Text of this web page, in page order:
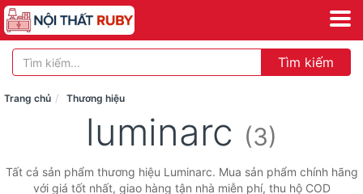
Tìm kiếm
Trang chủ Thương hiệu
luminarc (3)
Tất cả sản phẩm thương hiệu Luminarc. Mua sản phẩm chính hãng
với giá tốt nhất, giao hàng tận nhà miễn phí, thu hộ COD